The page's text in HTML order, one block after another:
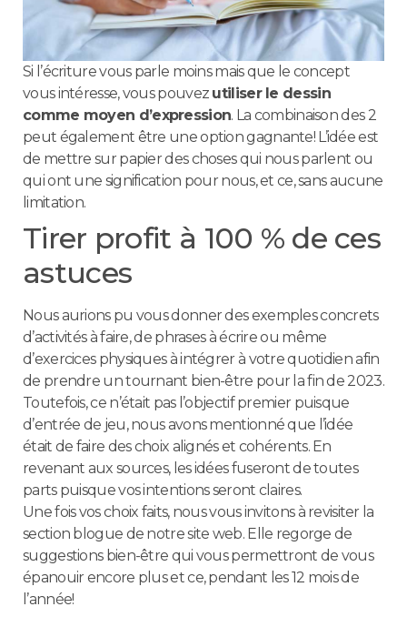
Si l’écriture vous parle moins mais que le concept
vous intéresse, vous pouvez utiliser le dessin
comme moyen d’expression. La combinaison des 2
peut également être une option gagnante! L’idée est
de mettre sur papier des choses qui nous parlent ou
qui ont une signification pour nous, et ce, sans aucune
limitation.
Tirer profit à 100 % de ces
astuces
Nous aurions pu vous donner des exemples concrets
d’activités à faire, de phrases à écrire ou même
d’exercices physiques à intégrer à votre quotidien afin
de prendre un tournant bien-être pour la fin de 2023.
Toutefois, ce n’était pas l’objectif premier puisque
d’entrée de jeu, nous avons mentionné que l’idée
était de faire des choix alignés et cohérents. En
revenant aux sources, les idées fuseront de toutes
parts puisque vos intentions seront claires.
Une fois vos choix faits, nous vous invitons à revisiter la
section blogue de notre site web. Elle regorge de
suggestions bien-être qui vous permettront de vous
épanouir encore plus et ce, pendant les 12 mois de
l’année!